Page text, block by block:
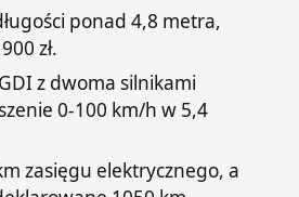
ponad 4,8 metra,
zł.
z dwoma silnikami
0-100 km/h w 5,4
zasięgu elektrycznego, a